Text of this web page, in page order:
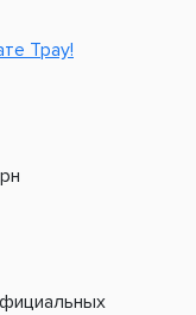
Tpay!